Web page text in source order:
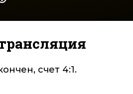
счет 4:1.